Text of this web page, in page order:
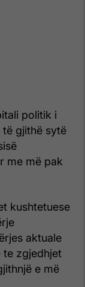
politik i
të gjithë sytë
me më pak
kushtetuese
aktuale
te zgjedhjet
e më